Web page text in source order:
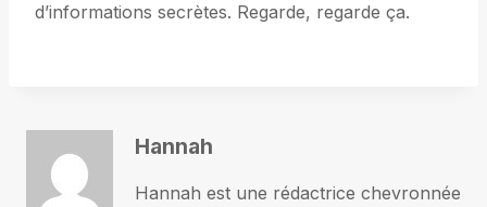
d’informations secrètes. Regarde, regarde ça.
Hannah
Hannah est une rédactrice chevronnée